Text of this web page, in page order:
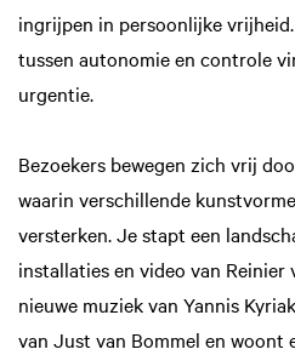
ingrijpen in persoonlijke
tussen autonomie en controle
urgentie.
Bezoekers bewegen zich vrij
waarin verschillende
versterken. Je stapt een
installaties en video van Reinier
nieuwe muziek van Yannis
van Just van Bommel en woont